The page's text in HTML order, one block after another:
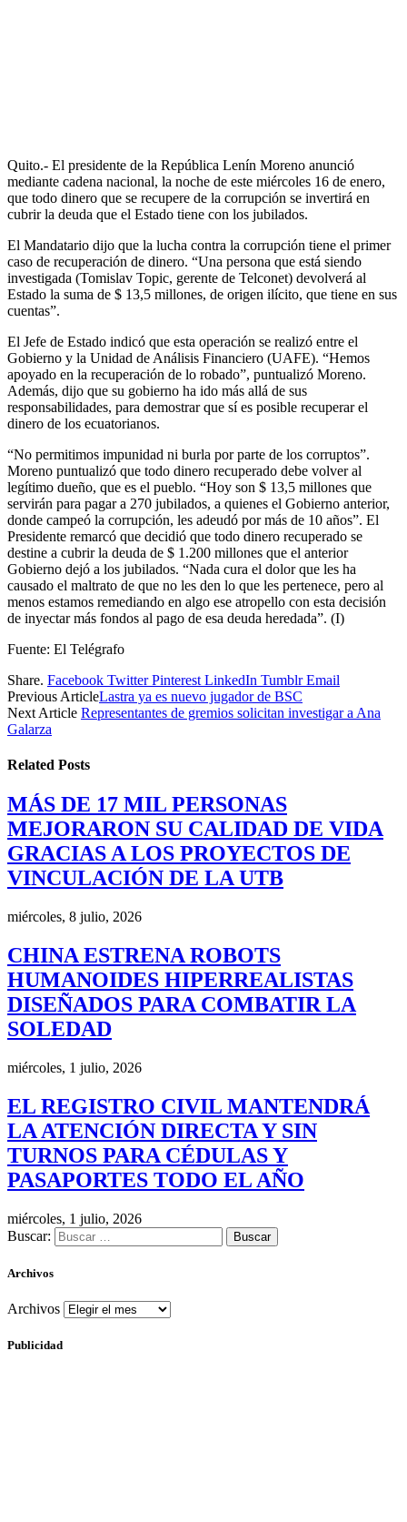
Quito.- El presidente de la República Lenín Moreno anunció
mediante cadena nacional, la noche de este miércoles 16 de enero,
que todo dinero que se recupere de la corrupción se invertirá en
cubrir la deuda que el Estado tiene con los jubilados.
El Mandatario dijo que la lucha contra la corrupción tiene el primer
caso de recuperación de dinero. “Una persona que está siendo
investigada (Tomislav Topic, gerente de Telconet) devolverá al
Estado la suma de $ 13,5 millones, de origen ilícito, que tiene en sus
cuentas”.
El Jefe de Estado indicó que esta operación se realizó entre el
Gobierno y la Unidad de Análisis Financiero (UAFE). “Hemos
apoyado en la recuperación de lo robado”, puntualizó Moreno.
Además, dijo que su gobierno ha ido más allá de sus
responsabilidades, para demostrar que sí es posible recuperar el
dinero de los ecuatorianos.
“No permitimos impunidad ni burla por parte de los corruptos”.
Moreno puntualizó que todo dinero recuperado debe volver al
legítimo dueño, que es el pueblo. “Hoy son $ 13,5 millones que
servirán para pagar a 270 jubilados, a quienes el Gobierno anterior,
donde campeó la corrupción, les adeudó por más de 10 años”. El
Presidente remarcó que decidió que todo dinero recuperado se
destine a cubrir la deuda de $ 1.200 millones que el anterior
Gobierno dejó a los jubilados. “Nada cura el dolor que les ha
causado el maltrato de que no les den lo que les pertenece, pero al
menos estamos remediando en algo ese atropello con esta decisión
de inyectar más fondos al pago de esa deuda heredada”. (I)
Fuente: El Telégrafo
Share. Facebook Twitter Pinterest LinkedIn Tumblr Email
Previous ArticleLastra ya es nuevo jugador de BSC
Next Article Representantes de gremios solicitan investigar a Ana
Galarza
Related Posts
MÁS DE 17 MIL PERSONAS
MEJORARON SU CALIDAD DE VIDA
GRACIAS A LOS PROYECTOS DE
VINCULACIÓN DE LA UTB
miércoles, 8 julio, 2026
CHINA ESTRENA ROBOTS
HUMANOIDES HIPERREALISTAS
DISEÑADOS PARA COMBATIR LA
SOLEDAD
miércoles, 1 julio, 2026
EL REGISTRO CIVIL MANTENDRÁ
LA ATENCIÓN DIRECTA Y SIN
TURNOS PARA CÉDULAS Y
PASAPORTES TODO EL AÑO
miércoles, 1 julio, 2026
Buscar:
Archivos
Archivos
Publicidad